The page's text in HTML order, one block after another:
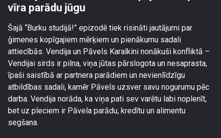
vīra parādu jūgu
Šajā “Burku studijā!” epizodē tiek risināti jautājumi par
ģimenes kopīgajiem mērķiem un pienākumu sadali
attiecībās. Vendija un Pāvels Karalkini nonākuši konfliktā –
Vendijai sirds ir pilna, viņa jūtas pārslogota un nesaprasta,
īpaši saistībā ar partnera parādiem un nevienlīdzīgu
atbildības sadali, kamēr Pāvels uzsver savu nogurumu pēc
darba. Vendija norāda, ka viņa pati sev varētu labi noplenīt,
bet uz pleciem ir Pāvela parādu, kredītu un alimentu
segšana.